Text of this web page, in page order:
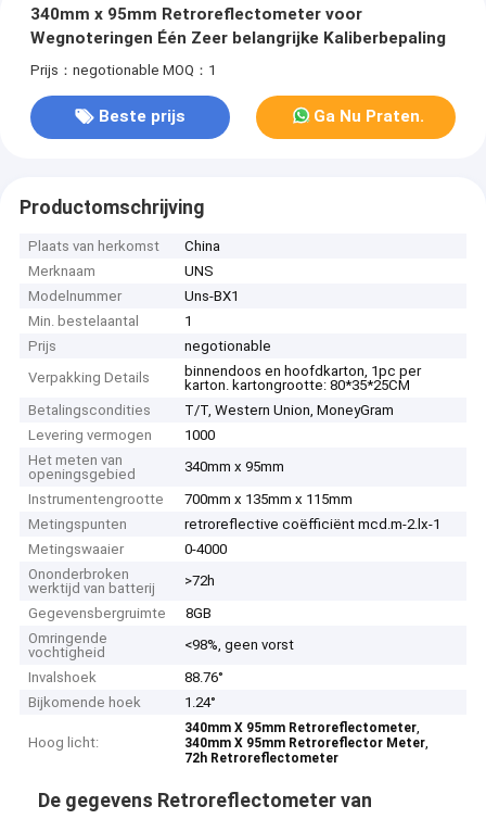
340mm x 95mm Retroreflectometer voor
Wegnoteringen Één Zeer belangrijke Kaliberbepaling
Prijs：negotionable MOQ：1
Beste prijs Ga Nu Praten.
Productomschrijving
Plaats van herkomst
China
Merknaam
UNS
Modelnummer
Uns-BX1
Min. bestelaantal
1
Prijs
negotionable
Verpakking Details
binnendoos en hoofdkarton, 1pc per
karton. kartongrootte: 80*35*25CM
Betalingscondities
T/T, Western Union, MoneyGram
Levering vermogen
1000
Het meten van
openingsgebied
340mm x 95mm
Instrumentengrootte
700mm x 135mm x 115mm
Metingspunten
retroreflective coëfficiënt mcd.m-2.lx-1
Metingswaaier
0-4000
Ononderbroken
werktijd van batterij
>72h
Gegevensbergruimte
8GB
Omringende
vochtigheid
<98%, geen vorst
Invalshoek
88.76°
Bijkomende hoek
1.24°
Hoog licht:
340mm X 95mm Retroreflectometer,
340mm X 95mm Retroreflector Meter,
72h Retroreflectometer
De gegevens Retroreflectometer van